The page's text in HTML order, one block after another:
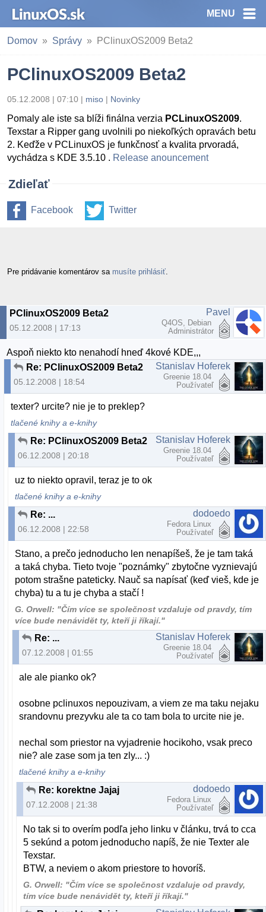
MENU
Domov Správy PClinuxOS2009 Beta2
PClinuxOS2009 Beta2
05.12.2008 | 07:10 | miso | Novinky
Pomaly ale iste sa blíži finálna verzia PCLinuxOS2009.
Texstar a Ripper gang uvolnili po niekoľkých opravách betu
2. Keďže v PCLinuxOS je funkčnosť a kvalita prvoradá,
vychádza s KDE 3.5.10 . Release anouncement
Zdieľať
Facebook Twitter
Pre pridávanie komentárov sa musíte prihlásiť
PClinuxOS2009 Beta2
05.12.2008 | 17:13
Pavel
Q4OS, Debian
Administrátor
Aspoň niekto kto nenahodí hneď 4kové KDE,,,
Re: PClinuxOS2009 Beta2
05.12.2008 | 18:54
Stanislav Hoferek
Greenie 18.04
Používateľ
texter? urcite? nie je to preklep?
tlačené knihy a e-knihy
Re: PClinuxOS2009 Beta2
06.12.2008 | 20:18
Stanislav Hoferek
Greenie 18.04
Používateľ
uz to niekto opravil, teraz je to ok
tlačené knihy a e-knihy
Re: ...
06.12.2008 | 22:58
dodoedo
Fedora Linux
Používateľ
Stano, a prečo jednoducho len nenapíšeš, že je tam taká
a taká chyba. Tieto tvoje "poznámky" zbytočne vyznievajú
potom strašne pateticky. Nauč sa napísať (keď vieš, kde je
chyba) tu a tu je chyba a stačí !
G. Orwell: "Čím více se společnost vzdaluje od pravdy, tím
více bude nenávidět ty, kteří ji říkají."
Re: ...
07.12.2008 | 01:55
Stanislav Hoferek
Greenie 18.04
Používateľ
ale ale pianko ok?
osobne pclinuxos nepouzivam, a viem ze ma taku nejaku
srandovnu prezyvku ale ta co tam bola to urcite nie je.
nechal som priestor na vyjadrenie hocikoho, vsak preco
nie? ale zase som ja ten zly... :)
tlačené knihy a e-knihy
Re: korektne Jajaj
07.12.2008 | 21:38
dodoedo
Fedora Linux
Používateľ
No tak si to overím podľa jeho linku v článku, trvá to cca
5 sekúnd a potom jednoducho napíš, že nie Texter ale
Texstar.
BTW, a neviem o akom priestore to hovoríš.
G. Orwell: "Čím více se společnost vzdaluje od pravdy,
tím více bude nenávidět ty, kteří ji říkají."